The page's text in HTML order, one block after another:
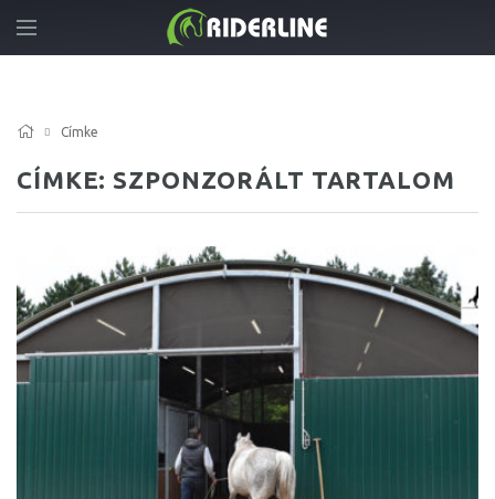
Címke
CÍMKE: SZPONZORÁLT TARTALOM